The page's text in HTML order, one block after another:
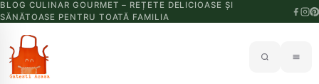
BLOG CULINAR GOURMET – REȚETE DELICIOASE ȘI
SĂNĂTOASE PENTRU TOATĂ FAMILIA